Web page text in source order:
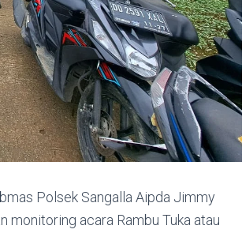
Polsek Sangalla Aipda Jimmy
monitoring acara Rambu Tuka atau